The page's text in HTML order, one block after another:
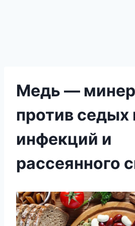
Медь —
против седых
инфекций и
рассеянного